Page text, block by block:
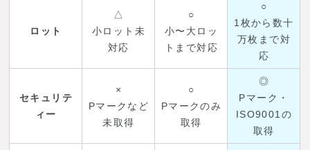
ロット
△
小ロット未
対応
○
小〜大ロッ
トまで対応
○
1枚から数十
万枚まで対
応
セキュリテ
ィー
×
Pマークなど
未取得
○
Pマークのみ
取得
◎
Pマーク・
ISO9001の
取得